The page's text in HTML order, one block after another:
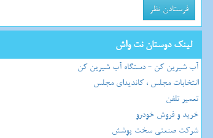
لینک دوستان نت واش
آب شیرین کن - دستگاه آب شیرین کن
انتخابات مجلس ، کاندیدای مجلس
تعمیر تلفن
خرید و فروش خودرو
شرکت صنعتی سخت پوشش